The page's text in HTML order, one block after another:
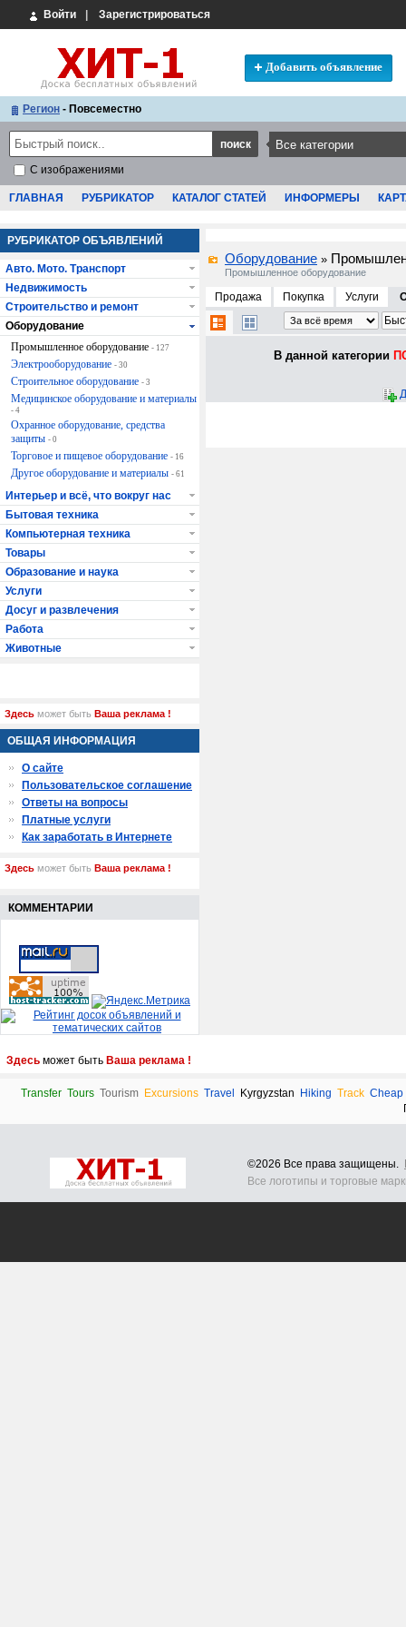
Войти Зарегистрироваться
Добавить объявление
Регион - Повсеместно
С изображениями
ГЛАВНАЯ РУБРИКАТОР КАТАЛОГ СТАТЕЙ ИНФОРМЕРЫ
Оборудование »
Промышленное оборудование
Продажа Покупка Услуги
В данной категории
РУБРИКАТОР ОБЪЯВЛЕНИЙ
Авто. Мото. Транспорт
Недвижимость
Строительство и ремонт
Оборудование
Промышленное оборудование - 127
Электрооборудование - 30
Строительное оборудование - 3
Медицинское оборудование и материалы
- 4
Охранное оборудование, средства
защиты - 0
Торговое и пищевое оборудование - 16
Другое оборудование и материалы - 61
Интерьер и всё, что вокруг нас
Бытовая техника
Компьютерная техника
Товары
Образование и наука
Услуги
Досуг и развлечения
Работа
Животные
Здесь может быть Ваша реклама !
ОБЩАЯ ИНФОРМАЦИЯ
О сайте
Пользовательское соглашение
Ответы на вопросы
Платные услуги
Как заработать в Интернете
Здесь может быть Ваша реклама !
КОММЕНТАРИИ
Здесь может быть Ваша реклама !
Transfer Tours Tourism Excursions Travel Kyrgyzstan Hiking Track Cheap
©2026 Все права защищены.
Все логотипы и торговые